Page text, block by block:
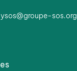
sos.org